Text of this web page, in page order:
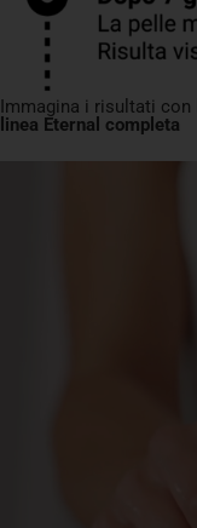
Immagina i risultati con
linea Eternal completa